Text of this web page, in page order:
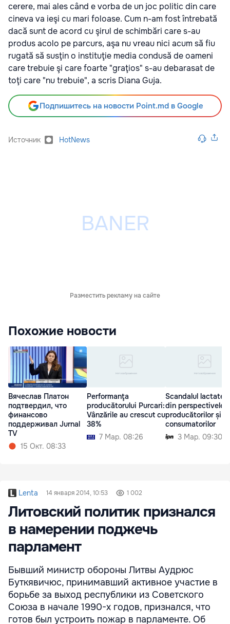
cerere, mai ales când e vorba de un joc politic din care
cineva va ieşi cu mari foloase. Cum n-am fost întrebată
dacă sunt de acord cu şirul de schimbări care s-au
produs acolo pe parcurs, aşa nu vreau nici acum să fiu
rugată să susţin o instituţie media condusă de oameni
care trebuie şi care foarte "graţios" s-au debarasat de
toţi care "nu trebuie", a scris Diana Guja.
Подпишитесь на новости Point.md в Google
Источник HotNews
Разместить рекламу на сайте
Похожие новости
Вячеслав Платон
подтвердил, что
финансово
поддерживал Jurnal
TV
15 Окт. 08:33
Performanţa
producătorului Purcari:
Vânzările au crescut cu
38%
7 Мар. 08:26
Scandalul
din perspectivele
producătorilor și
consumatorilor
3 Мар. 09:30
Lenta 14 января 2014, 10:53 1 002
Литовский политик признался
в намерении поджечь
парламент
Бывший министр обороны Литвы Аудрюс
Буткявичюс, принимавший активное участие в
борьбе за выход республики из Советского
Союза в начале 1990-х годов, признался, что
готов был устроить пожар в парламенте. Об